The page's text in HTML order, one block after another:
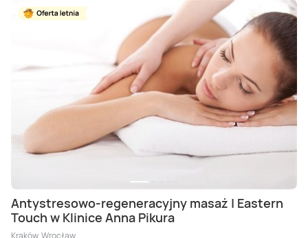
Antystresowo-regeneracyjny masaż | Eastern
Touch w Klinice Anna Pikura